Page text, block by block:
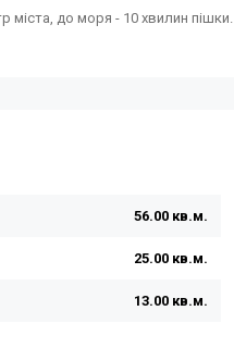
міста, до моря - 10 хвилин пішки.